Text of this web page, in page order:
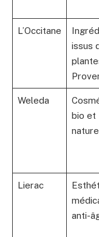
L’Occitane
issus
Weleda
bio et
Lierac
anti-